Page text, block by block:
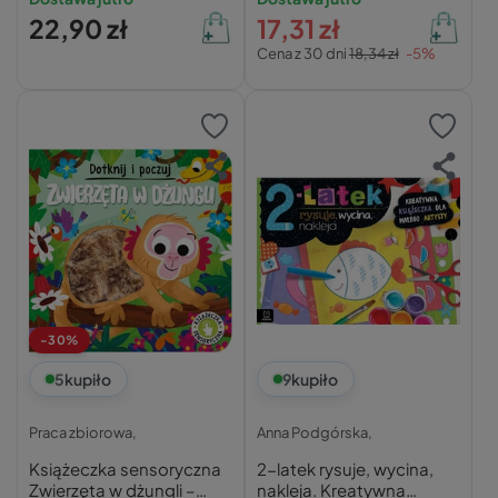
22,90 zł
Cena z 30 dni18,34 zł -5%
17,31 zł
-30%
5kupiło
Praca zbiorowa,
Książeczka sensoryczna
Zwierzęta w dżungli –
9kupiło
Anna Podgórska,
2-latek rysuje, wycina,
nakleja. Kreatywna